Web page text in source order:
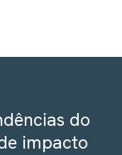
do
impacto